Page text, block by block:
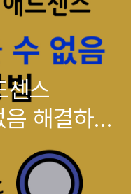
센스
해결하는